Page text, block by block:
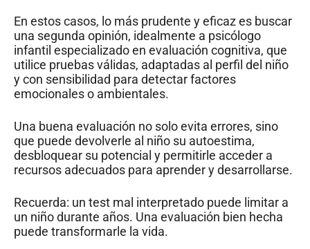
En estos casos, lo más prudente y eficaz es buscar
una segunda opinión, idealmente a psicólogo
infantil especializado en evaluación cognitiva, que
utilice pruebas válidas, adaptadas al perfil del niño
y con sensibilidad para detectar factores
emocionales o ambientales.
Una buena evaluación no solo evita errores, sino
que puede devolverle al niño su autoestima,
desbloquear su potencial y permitirle acceder a
recursos adecuados para aprender y desarrollarse.
Recuerda: un test mal interpretado puede limitar a
un niño durante años. Una evaluación bien hecha
puede transformarle la vida.